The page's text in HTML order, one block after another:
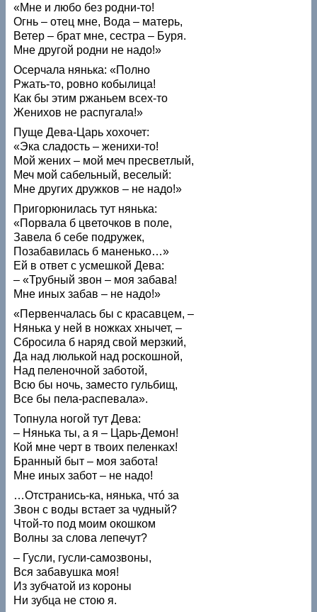
«Мне и любо без родни-то!
Огнь – отец мне, Вода – матерь,
Ветер – брат мне, сестра – Буря.
Мне другой родни не надо!»
Осерчала нянька: «Полно
Ржать-то, ровно кобылица!
Как бы этим ржаньем всех-то
Женихов не распугала!»
Пуще Дева-Царь хохочет:
«Эка сладость – женихи-то!
Мой жених – мой меч пресветлый,
Меч мой сабельный, веселый:
Мне других дружков – не надо!»
Пригорюнилась тут нянька:
«Порвала б цветочков в поле,
Завела б себе подружек,
Позабавилась б маненько…»
Ей в ответ с усмешкой Дева:
– «Трубный звон – моя забава!
Мне иных забав – не надо!»
«Первенчалась бы с красавцем, –
Нянька у ней в ножках хнычет, –
Сбросила б наряд свой мерзкий,
Да над люлькой над роскошной,
Над пеленочной заботой,
Всю бы ночь, заместо гульбищ,
Все бы пела-распевала».
Топнула ногой тут Дева:
– Нянька ты, а я – Царь-Демон!
Кой мне черт в твоих пеленках!
Бранный быт – моя забота!
Мне иных забот – не надо!
…Отстранись-ка, нянька, чтó за
Звон с воды встает за чудный?
Чтой-то под моим окошком
Волны за слова лепечут?
– Гусли, гусли-самозвоны,
Вся забавушка моя!
Из зубчатой из короны
Ни зубца не стою я.